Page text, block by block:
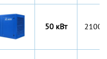
50 кВт